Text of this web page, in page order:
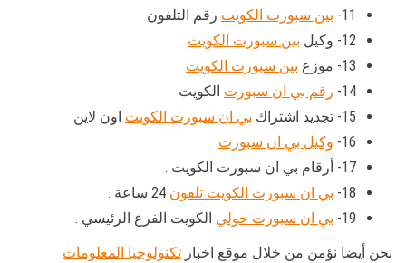
11- بين سبورت الكويت رقم التلفون
12- وكيل
بين سبورت الكويت
13- موزع
بين سبورت الكويت
14- رقم بي ان سبورت الكويت
15- تجديد اشتراك
بي ان سبورت الكويت اون لاين
16- وكيل بي ان سبورت
17- أرقام بي ان سبورت الكويت .
18- بي ان سبورت الكويت تلفون
19- بي ان سبورت حولي الكويت الفرع الرئيسي .
نحن أيضا نؤمن من خلال موقع اخبار تكنولوجيا المعلومات